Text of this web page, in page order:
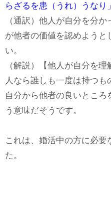
らざるを患（うれ）うなり
（通訳）他人が自分を分
が他者の価値を認めようと
い。
（解説）【他人が自分を
人なら誰しも一度は持つも
自分から他者の良いとこ
う意味だそうです。
これは、婚活中の方に必要
た。